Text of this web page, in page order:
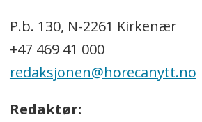
P.b. 130, N-2261 Kirkenær
+47 469 41 000
redaksjonen@horecanytt.no
Redaktør: